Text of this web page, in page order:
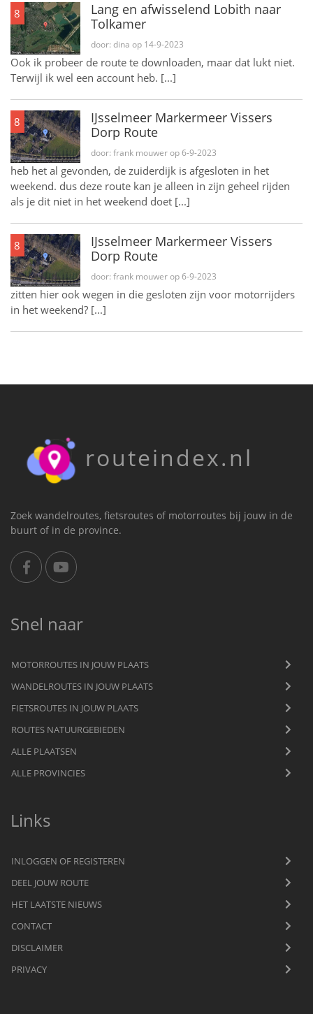
8
Lang en afwisselend Lobith naar
Tolkamer
door: dina op 14-9-2023
Ook ik probeer de route te downloaden, maar dat lukt niet.
Terwijl ik wel een account heb. [...]
8
IJsselmeer Markermeer Vissers
Dorp Route
door: frank mouwer op 6-9-2023
heb het al gevonden, de zuiderdijk is afgesloten in het
weekend. dus deze route kan je alleen in zijn geheel rijden
als je dit niet in het weekend doet [...]
8
IJsselmeer Markermeer Vissers
Dorp Route
door: frank mouwer op 6-9-2023
zitten hier ook wegen in die gesloten zijn voor motorrijders
in het weekend? [...]
routeindex.nl
Zoek wandelroutes, fietsroutes of motorroutes bij jouw in de
buurt of in de province.
Snel naar
MOTORROUTES IN JOUW PLAATS
WANDELROUTES IN JOUW PLAATS
FIETSROUTES IN JOUW PLAATS
ROUTES NATUURGEBIEDEN
ALLE PLAATSEN
ALLE PROVINCIES
Links
INLOGGEN OF REGISTEREN
DEEL JOUW ROUTE
HET LAATSTE NIEUWS
CONTACT
DISCLAIMER
PRIVACY